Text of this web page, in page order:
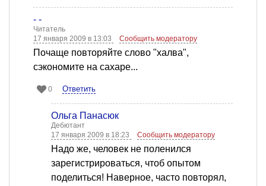
- -
Читатель
17 января 2009 в 13:03
Сообщить модератору
Почаще повторяйте слово "халва",
сэкономите на сахаре...
0 Ответить
Ольга Панасюк
Дебютант
17 января 2009 в 18:23
Сообщить модератору
Надо же, человек не поленился
зарегистрироваться, чтоб опытом
поделиться! Наверное, часто повторял,